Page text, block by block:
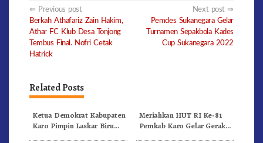
Post
navigation
Previous post
Berkah Athafariz Zain Hakim,
Athar FC Klub Desa Tonjong
Tembus Final. Nofri Cetak
Hatrick
Next post
Pemdes Sukanegara Gelar
Turnamen Sepakbola Kades
Cup Sukanegara 2022
Related Posts
Ketua Demokrat Kabupaten
Karo Pimpin Laskar Biru
Meriahkan HUT RI Ke-81
Pemkab Karo Gelar Gerak